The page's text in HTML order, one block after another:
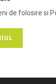
de folosire si